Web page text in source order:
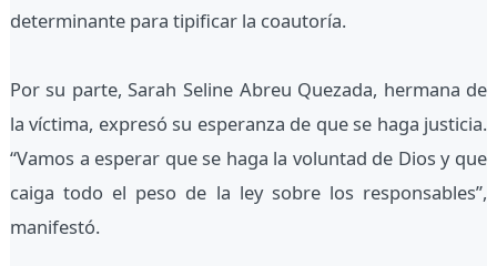
determinante para tipificar la coautoría.
Por su parte, Sarah Seline Abreu Quezada, hermana de
la víctima, expresó su esperanza de que se haga justicia.
“Vamos a esperar que se haga la voluntad de Dios y que
caiga todo el peso de la ley sobre los responsables”,
manifestó.